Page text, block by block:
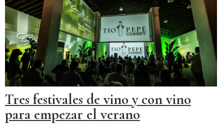
Tres festivales de vino y con vino
para empezar el verano